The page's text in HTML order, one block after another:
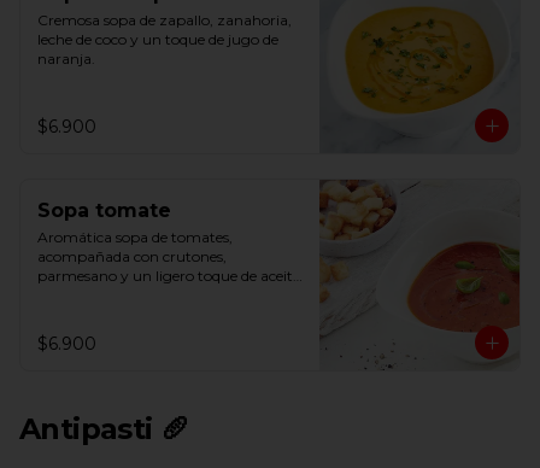
Cremosa sopa de zapallo, zanahoria,
leche de coco y un toque de jugo de
naranja.
$6.900
Sopa tomate
Aromática sopa de tomates,
acompañada con crutones,
parmesano y un ligero toque de aceite
$6.900
Antipasti 🥖